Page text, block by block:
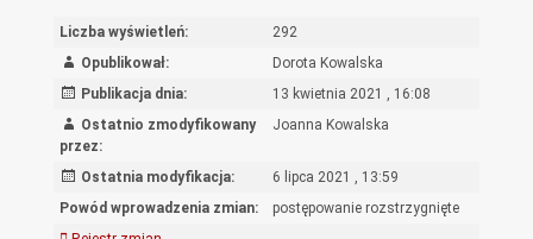
Liczba wyświetleń:
292
Opublikował:
Dorota Kowalska
Publikacja dnia:
13 kwietnia 2021 , 16:08
Ostatnio zmodyfikowany
przez:
Joanna Kowalska
Ostatnia modyfikacja:
6 lipca 2021 , 13:59
Powód wprowadzenia zmian:
postępowanie rozstrzygnięte